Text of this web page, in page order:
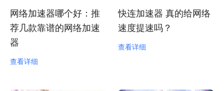
网络加速器哪个好：推
荐几款靠谱的网络加速
器
查看详细
快连加速器 真的给网络
速度提速吗？
查看详细